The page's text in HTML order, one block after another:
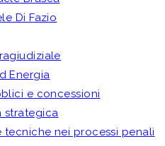
Di Fazio
Energia
e concessioni
strategica
tecniche nei processi penali